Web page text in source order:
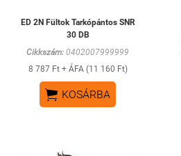
ED 2N Fültok Tarkópántos SNR
30 DB
Cikkszám: 0402007999999
8 787 Ft + ÁFA (11 160 Ft)
 KOSÁRBA